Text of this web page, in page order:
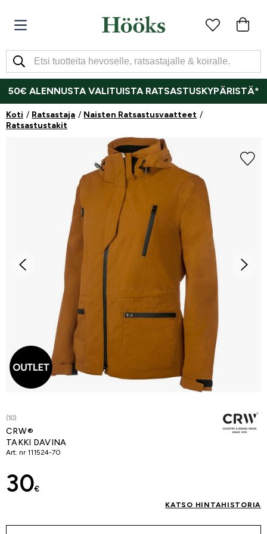
50€ ALENNUSTA VALITUISTA RATSASTUSKYPÄRISTÄ*
Koti Ratsastaja
Naisten Ratsastusvaatteet
Ratsastustakit
(10)
CRW®
TAKKI DAVINA
Art. nr 111524-70
30€
KATSO HINTAHISTORIA